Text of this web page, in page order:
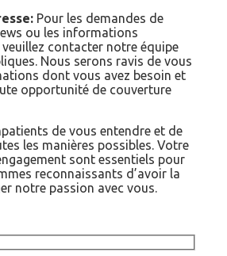
Pour les demandes de
ou les informations
contacter notre équipe
Nous serons ravis de vous
dont vous avez besoin et
opportunité de couverture
de vous entendre et de
les manières possibles. Votre
sont essentiels pour
reconnaissants d’avoir la
notre passion avec vous.